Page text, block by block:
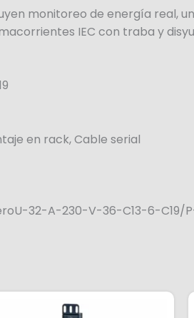
monitoreo de energía real,
IEC con traba y
en rack, Cable serial
32-A-230-V-36-C13-6-C19/